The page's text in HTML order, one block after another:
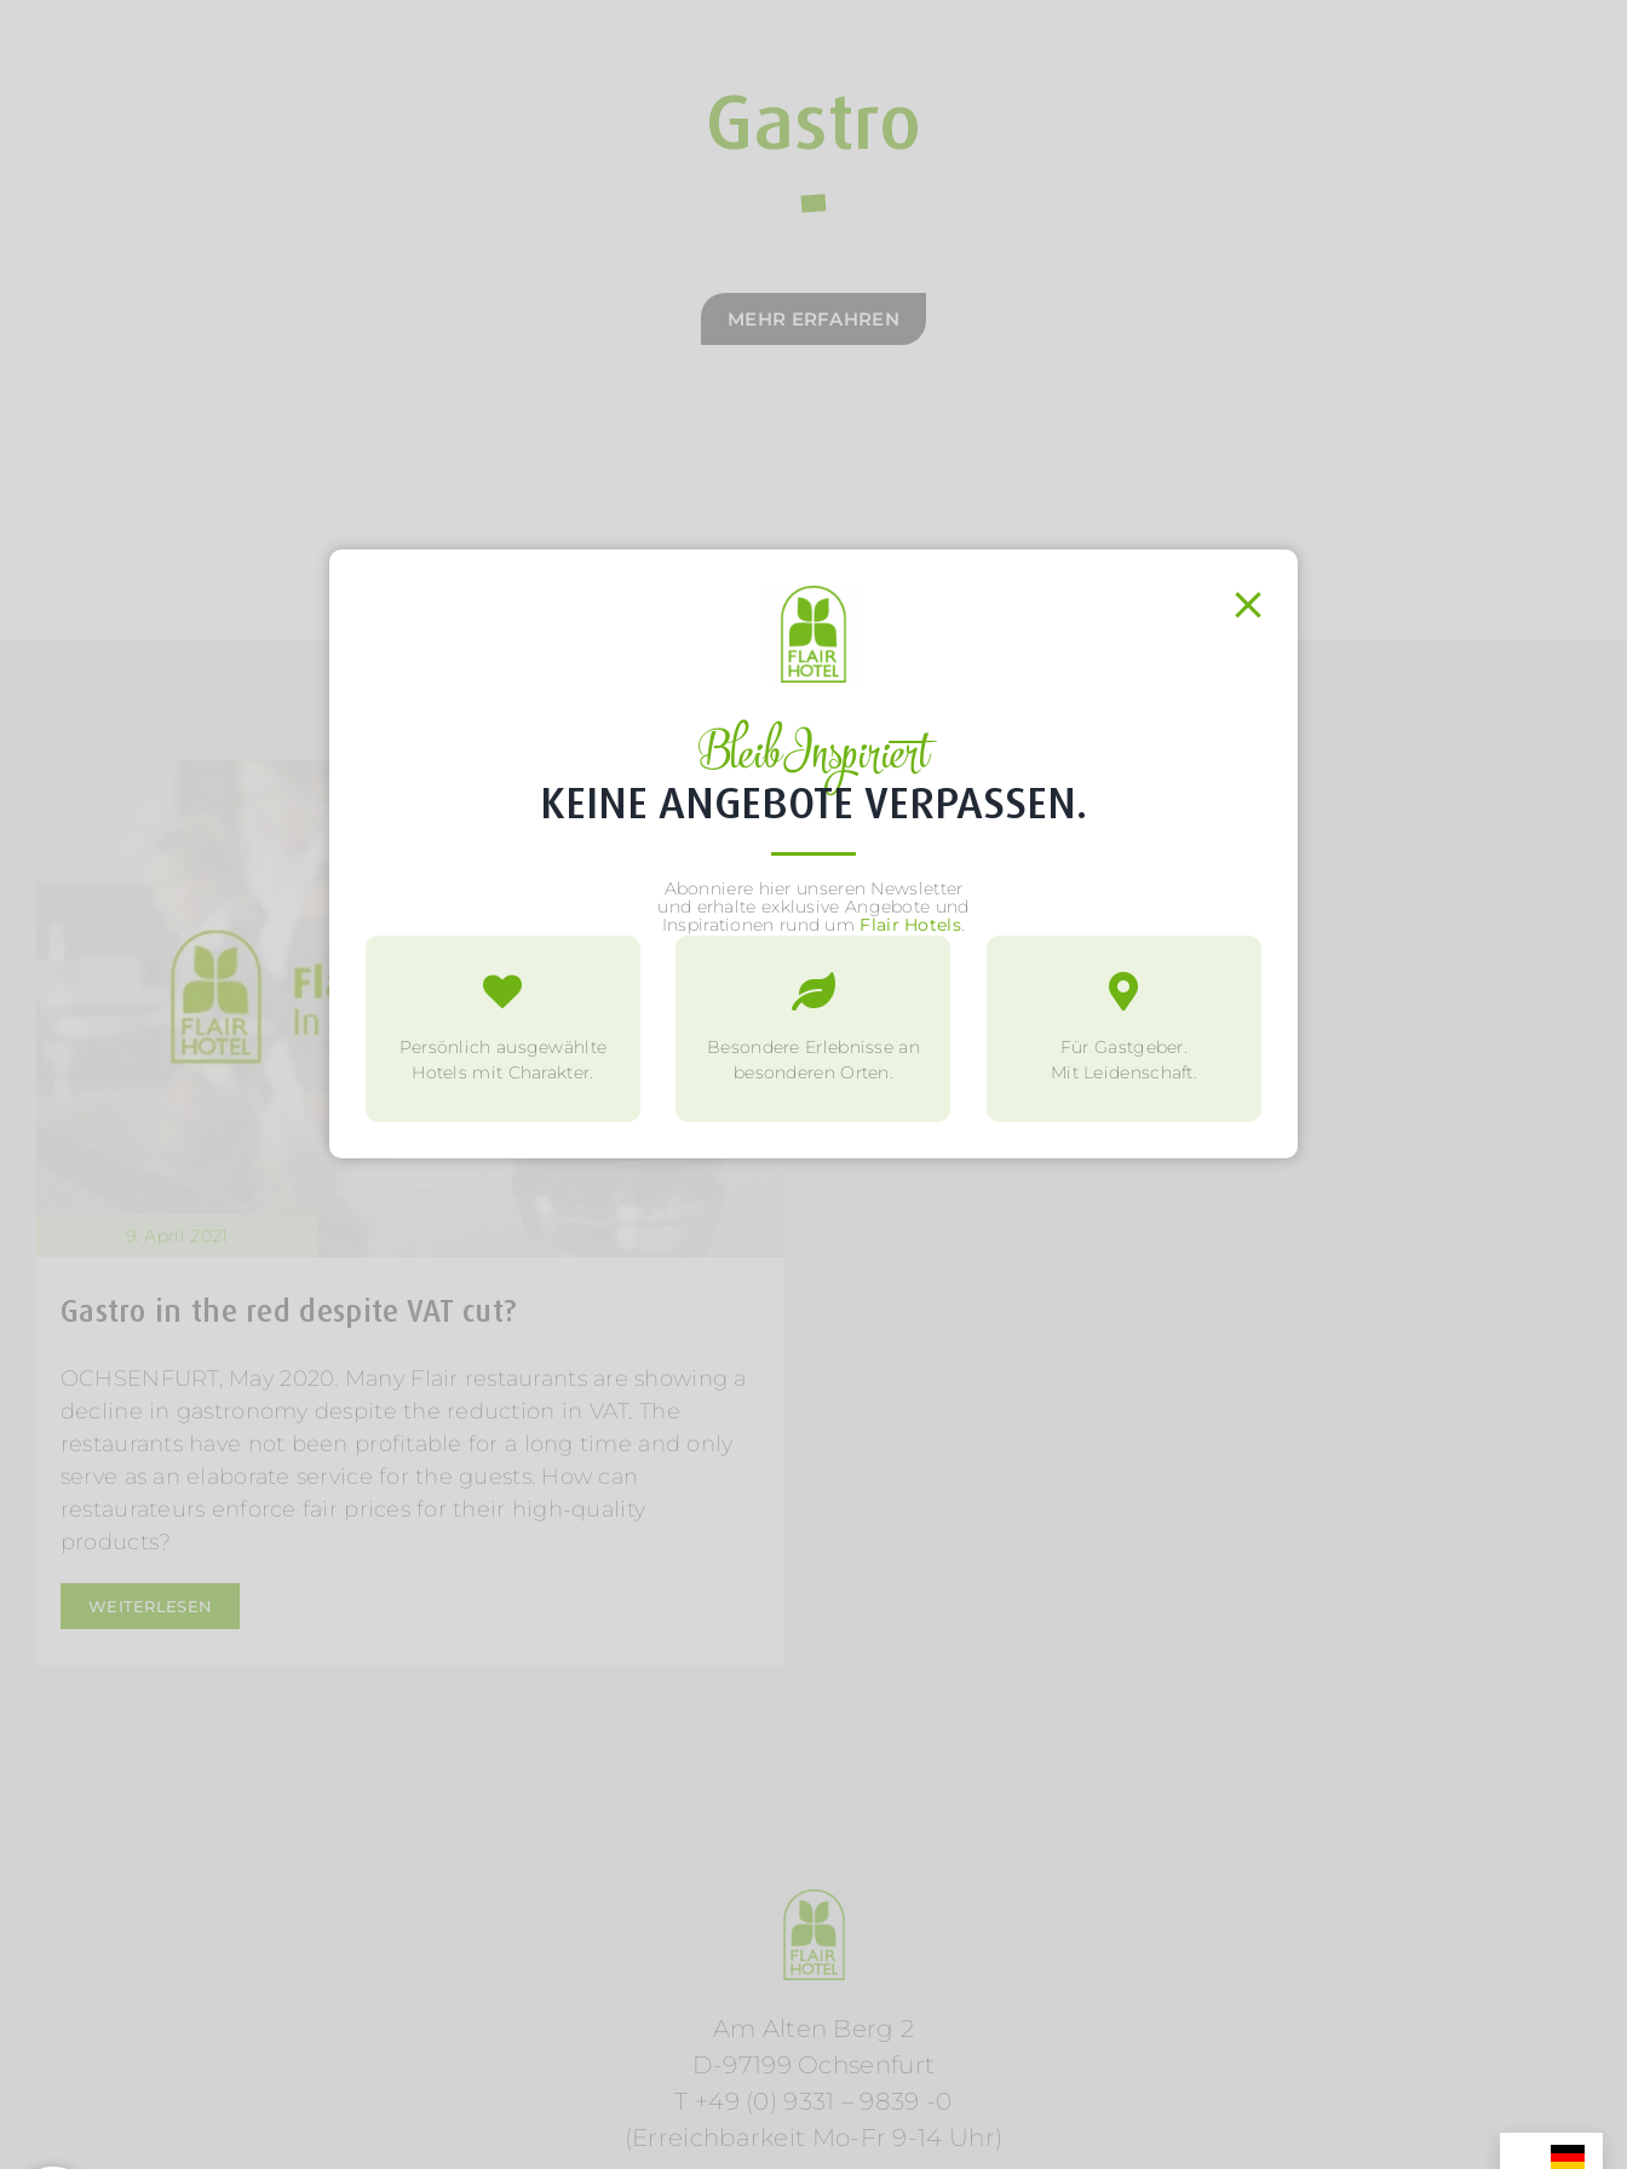
Gastro
MEHR ERFAHREN
9. April 2021
Gastro in the red despite VAT cut?
OCHSENFURT, May 2020. Many Flair restaurants are showing a
decline in gastronomy despite the reduction in VAT. The
restaurants have not been profitable for a long time and only
serve as an elaborate service for the guests. How can
restaurateurs enforce fair prices for their high-quality
products?
WEITERLESEN
Am Alten Berg 2
D-97199 Ochsenfurt
T +49 (0) 9331 – 9839 -0
(Erreichbarkeit Mo-Fr 9-14 Uhr)
Bleib Inspiriert
KEINE ANGEBOTE VERPASSEN.
Abonniere hier unseren Newsletter
und erhalte exklusive Angebote und
Inspirationen rund um Flair Hotels.
Persönlich ausgewählte
Hotels mit Charakter.
Besondere Erlebnisse an
besonderen Orten.
Für Gastgeber.
Mit Leidenschaft.